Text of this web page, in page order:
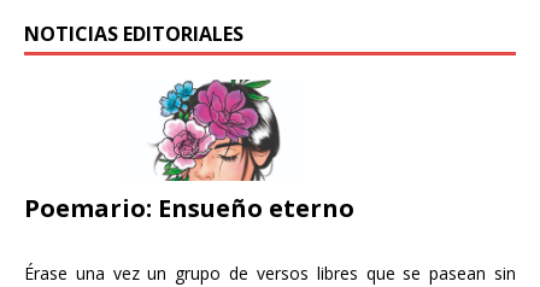
NOTICIAS EDITORIALES
Poemario: Ensueño eterno
Érase una vez un grupo de versos libres que se pasean sin